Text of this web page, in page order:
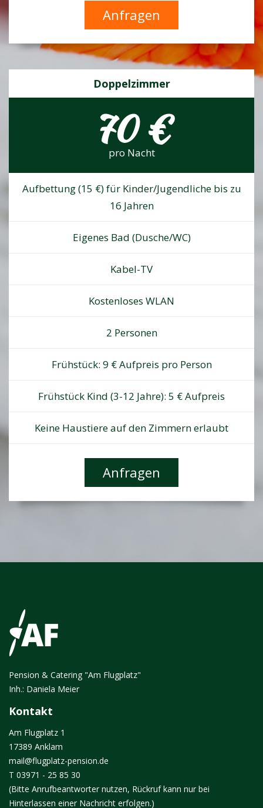
Anfragen
Doppelzimmer
70 €
pro Nacht
Aufbettung (15 €) für Kinder/Jugendliche bis zu
16 Jahren
Eigenes Bad (Dusche/WC)
Kabel-TV
Kostenloses WLAN
2 Personen
Frühstück: 9 € Aufpreis pro Person
Frühstück Kind (3-12 Jahre): 5 € Aufpreis
Keine Haustiere auf den Zimmern erlaubt
Anfragen
Pension & Catering "Am Flugplatz"
Inh.: Daniela Meier
Kontakt
Am Flugplatz 1
17389 Anklam
mail@flugplatz-pension.de
T 03971 - 25 85 30
(Bitte Anrufbeantworter nutzen, Rückruf kann nur bei
Hinterlassen einer Nachricht erfolgen.)